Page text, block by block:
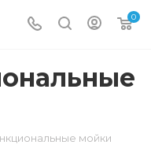
0
мойки